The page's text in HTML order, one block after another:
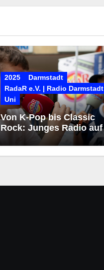
2025
Darmstadt
RadaR e.V. | Radio Darmstadt
Uni
Von K-Pop bis Classic
Rock: Junges Radio auf
dem Heinerfest